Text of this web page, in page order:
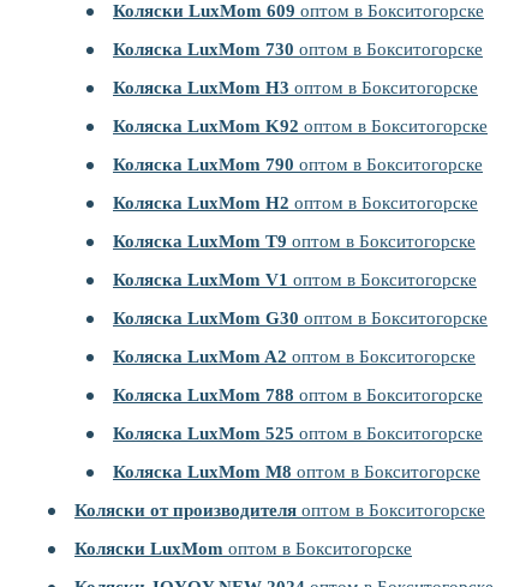
Коляски LuxMom 609 оптом в Бокситогорске
Коляска LuxMom 730 оптом в Бокситогорске
Коляска LuxMom H3 оптом в Бокситогорске
Коляска LuxMom K92 оптом в Бокситогорске
Коляска LuxMom 790 оптом в Бокситогорске
Коляска LuxMom H2 оптом в Бокситогорске
Коляска LuxMom T9 оптом в Бокситогорске
Коляска LuxMom V1 оптом в Бокситогорске
Коляска LuxMom G30 оптом в Бокситогорске
Коляска LuxMom A2 оптом в Бокситогорске
Коляска LuxMom 788 оптом в Бокситогорске
Коляска LuxMom 525 оптом в Бокситогорске
Коляска LuxMom M8 оптом в Бокситогорске
Коляски от производителя оптом в Бокситогорске
Коляски LuxMom оптом в Бокситогорске